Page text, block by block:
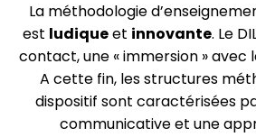
La méthodologie
est ludiqueet innovante. Le
contact, une « immersion » avec
A cette fin, les structures
dispositif sont caractérisées
communicative et une